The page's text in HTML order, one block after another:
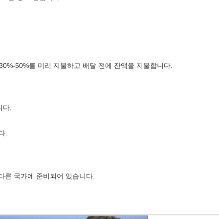
50%를 미리 지불하고 배달 전에 잔액을 지불합니다.
.
.
른 국가에 준비되어 있습니다.